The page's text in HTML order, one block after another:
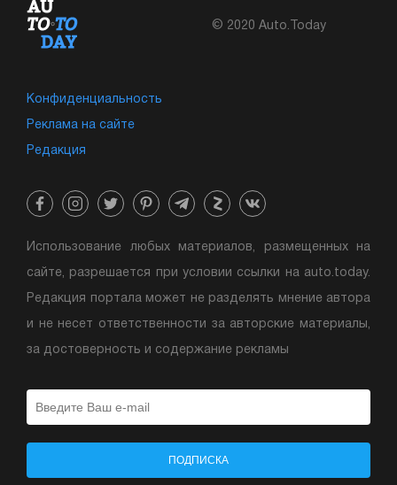
© 2020 Auto.Today
Конфиденциальность
Реклама на сайте
Редакция
Использование любых материалов, размещенных на
сайте, разрешается при условии ссылки на auto.today.
Редакция портала может не разделять мнение автора
и не несет ответственности за авторские материалы,
за достоверность и содержание рекламы
ПОДПИСКА